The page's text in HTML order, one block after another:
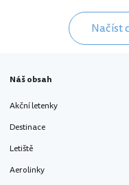
Načíst
Náš obsah
Akční letenky
Destinace
Letiště
Aerolinky